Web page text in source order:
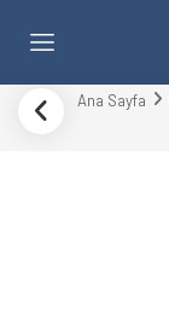
Ana Sayfa